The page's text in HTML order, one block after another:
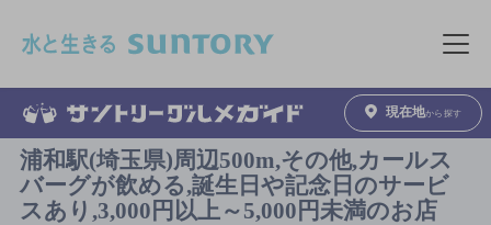
メニュ
現在地から探す
浦和駅(埼玉県)周辺500m,その他,カールス
バーグが飲める,誕生日や記念日のサービ
スあり,3,000円以上～5,000円未満のお店